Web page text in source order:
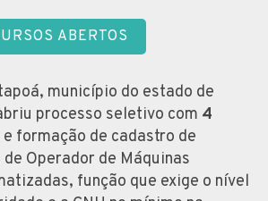
ABERTOS
município do estado de
processo seletivo com 4
formação de cadastro de
Operador de Máquinas
função que exige o nível